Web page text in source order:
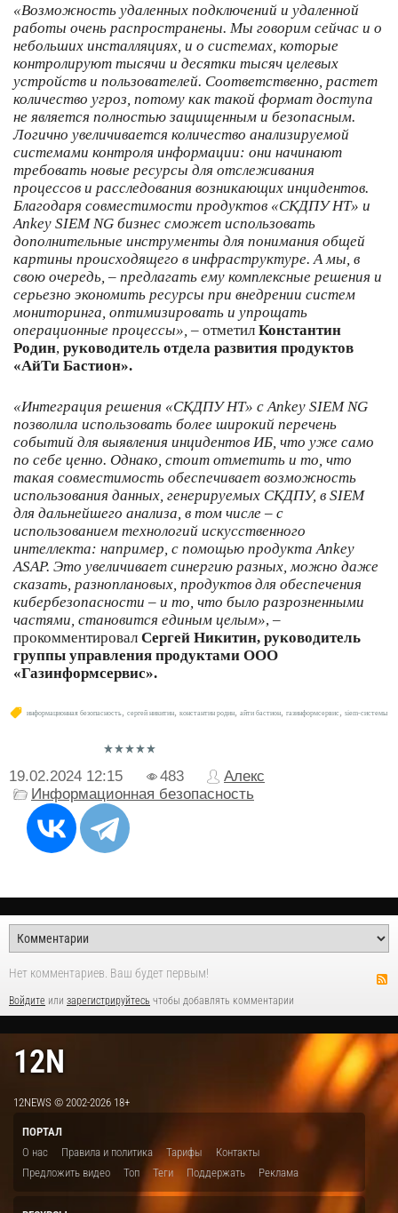
«Возможность удаленных подключений и удаленной
работы очень распространены. Мы говорим сейчас и о
небольших инсталляциях, и о системах, которые
контролируют тысячи и десятки тысяч целевых
устройств и пользователей. Соответственно, растет
количество угроз, потому как такой формат доступа
не является полностью защищенным и безопасным.
Логично увеличивается количество анализируемой
системами контроля информации: они начинают
требовать новые ресурсы для отслеживания
процессов и расследования возникающих инцидентов.
Благодаря совместимости продуктов «СКДПУ НТ» и
Ankey SIEM NG бизнес сможет использовать
дополнительные инструменты для понимания общей
картины происходящего в инфраструктуре. А мы, в
свою очередь, – предлагать ему комплексные решения и
серьезно экономить ресурсы при внедрении систем
мониторинга, оптимизировать и упрощать
операционные процессы», – отметил Константин
Родин, руководитель отдела развития продуктов
«АйТи Бастион».
«Интеграция решения «СКДПУ НТ» с Ankey SIEM NG
позволила использовать более широкий перечень
событий для выявления инцидентов ИБ, что уже само
по себе ценно. Однако, стоит отметить и то, что
такая совместимость обеспечивает возможность
использования данных, генерируемых СКДПУ, в SIEM
для дальнейшего анализа, в том числе – с
использованием технологий искусственного
интеллекта: например, с помощью продукта Ankey
ASAP. Это увеличивает синергию разных, можно даже
сказать, разноплановых, продуктов для обеспечения
кибербезопасности – и то, что было разрозненными
частями, становится единым целым», –
прокомментировал Сергей Никитин, руководитель
группы управления продуктами ООО
«Газинформсервис».
информационная безопасность, сергей никитин, константин родин, айти бастион, газинформсервис, siem-системы
19.02.2024 12:15 483
Алекс
Информационная безопасность
Нет комментариев. Ваш будет первым!
Войдите или зарегистрируйтесь чтобы добавлять комментарии
12N
12NEWS © 2002-2026 18+
ПОРТАЛ
О нас
Правила и политика Тарифы
Контакты
Предложить видео
Топ Теги Поддержать Реклама